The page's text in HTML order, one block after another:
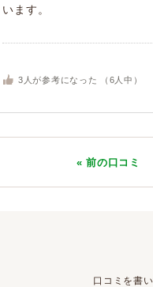
います。
3 人が参考になった （ 6 人中）
« 前の口コミ
口コミを書